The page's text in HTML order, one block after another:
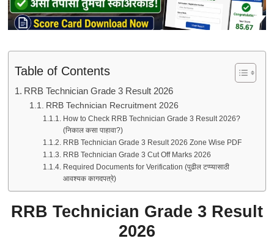
Table of Contents
RRB Technician Grade 3 Result 2026
RRB Technician Recruitment 2026
How to Check RRB Technician Grade 3 Result 2026?
(निकाल कसा पाहावा?)
RRB Technician Grade 3 Result 2026 Zone Wise PDF
RRB Technician Grade 3 Cut Off Marks 2026
Required Documents for Verification (पुढील टप्प्यासाठी
आवश्यक कागदपत्रे)
RRB Technician Grade 3 Result
2026